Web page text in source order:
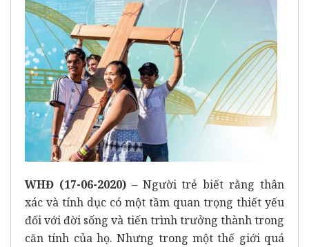
WHĐ (17-06-2020)– Người trẻ biết rằng thân
xác và tính dục có một tầm quan trọng thiết yếu
đối với đời sống và tiến trình trưởng thành trong
căn tính của họ. Nhưng trong một thế giới quá